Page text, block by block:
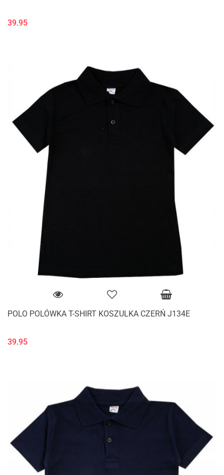
39.95
POLO POLÓWKA T-SHIRT KOSZULKA CZERŃ J134E
39.95